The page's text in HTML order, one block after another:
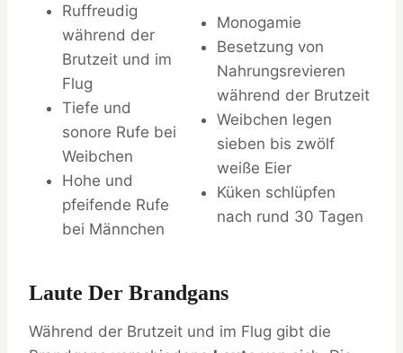
Ruffreudig
während der
Brutzeit und im
Flug
Tiefe und
sonore Rufe bei
Weibchen
Hohe und
pfeifende Rufe
bei Männchen
Monogamie
Besetzung von
Nahrungsrevieren
während der Brutzeit
Weibchen legen
sieben bis zwölf
weiße Eier
Küken schlüpfen
nach rund 30 Tagen
Laute Der Brandgans
Während der Brutzeit und im Flug gibt die